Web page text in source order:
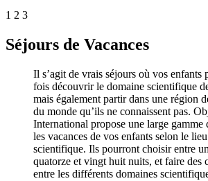
1 2 3
Séjours de Vacances
Il s’agit de vrais séjours où vos enfants
fois découvrir le domaine scientifique
mais également partir dans une région
du monde qu’ils ne connaissent pas.
International propose une large gamme
les vacances de vos enfants selon le
scientifique. Ils pourront choisir entre
quatorze et vingt huit nuits, et faire des
entre les différents domaines